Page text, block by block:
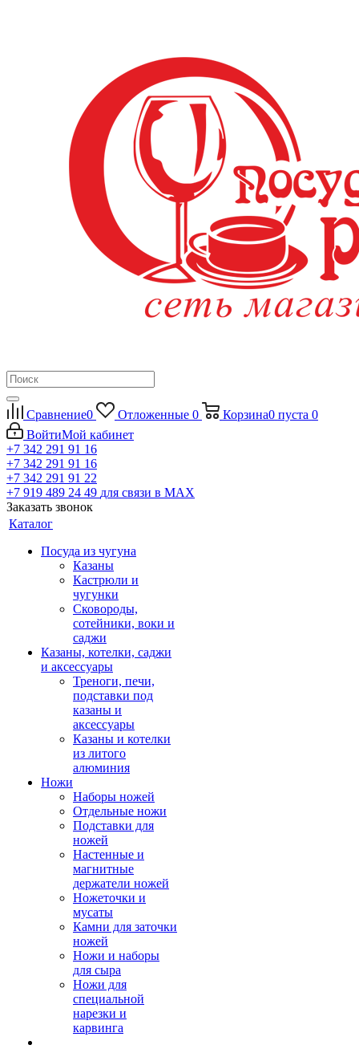
Сравнение0 Отложенные 0 Корзина0 пуста 0
ВойтиМой кабинет
+7 342 291 91 16
+7 342 291 91 16
+7 342 291 91 22
+7 919 489 24 49 для связи в МАХ
Заказать звонок
Каталог
Посуда из чугуна
Казаны
Кастрюли и
чугунки
Сковороды,
сотейники, воки и
саджи
Казаны, котелки, саджи
и аксессуары
Треноги, печи,
подставки под
казаны и
аксессуары
Казаны и котелки
из литого
алюминия
Ножи
Наборы ножей
Отдельные ножи
Подставки для
ножей
Настенные и
магнитные
держатели ножей
Ножеточки и
мусаты
Камни для заточки
ножей
Ножи и наборы
для сыра
Ножи для
специальной
нарезки и
карвинга